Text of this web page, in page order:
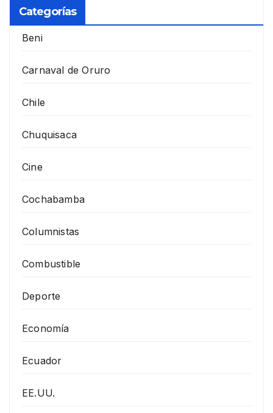
Categorías
Beni
Carnaval de Oruro
Chile
Chuquisaca
Cine
Cochabamba
Columnistas
Combustible
Deporte
Economía
Ecuador
EE.UU.